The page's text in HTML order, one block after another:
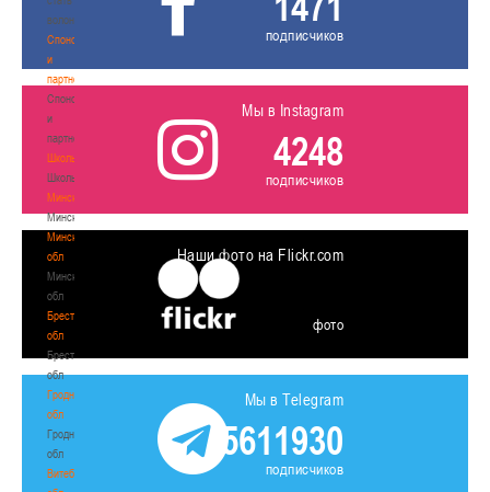
волонтером
Спонсоры
и
партнеры
Спонсоры
и
партнеры
Школы
Школы
Минск
Минск
Минская
обл
Минская
обл
Брестская
обл
Брестская
обл
Гродненская
обл
Гродненская
обл
Витебская
подписчиков
Мы в Instagram
4248
подписчиков
Наши фото на Flickr.com
фото
Мы в Telegram
5611930
подписчиков